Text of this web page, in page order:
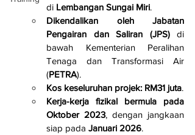
di Lembangan Sungai Miri.
Dikendalikan oleh Jabatan
Pengairan dan Saliran (JPS) di
bawah Kementerian Peralihan
Tenaga dan Transformasi Air
(PETRA).
Kos keseluruhan projek: RM31 juta.
Kerja-kerja fizikal bermula pada
Oktober 2023, dengan jangkaan
siap pada Januari 2026.